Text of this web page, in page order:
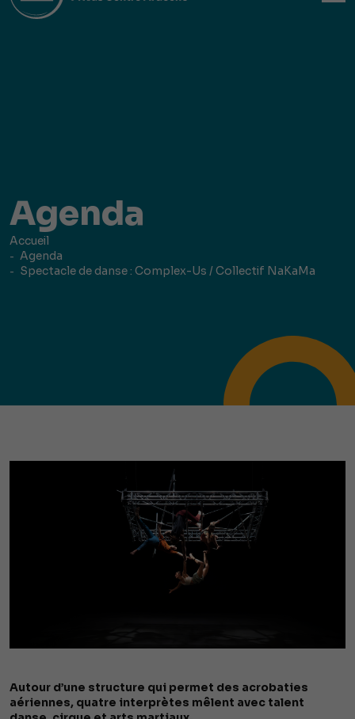
Agenda
Accueil
Agenda
Spectacle de danse : Complex-Us / Collectif NaKaMa
Autour d’une structure qui permet des acrobaties
aériennes, quatre interprètes mêlent avec talent